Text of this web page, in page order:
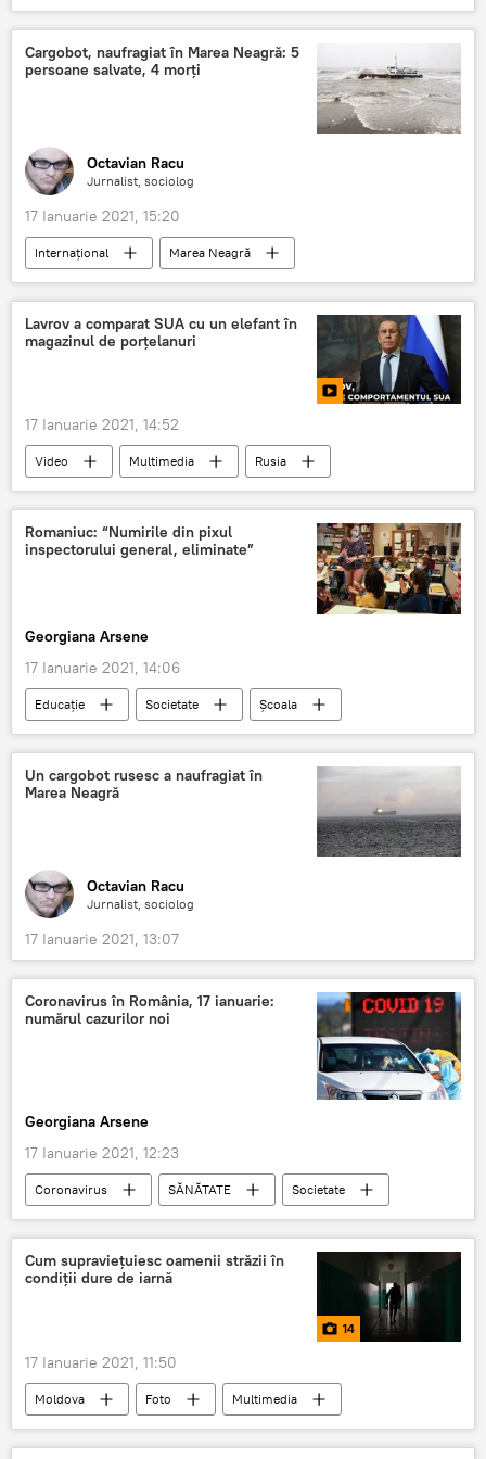
Cargobot, naufragiat în Marea Neagră: 5
persoane salvate, 4 morți
Octavian Racu
Jurnalist, sociolog
17 Ianuarie 2021, 15:20
Internaţional Marea Neagră
Lavrov a comparat SUA cu un elefant în
magazinul de porțelanuri
17 Ianuarie 2021, 14:52
Video Multimedia Rusia
Romaniuc: “Numirile din pixul
inspectorului general, eliminate”
Georgiana Arsene
17 Ianuarie 2021, 14:06
Educație Societate Școala
Un cargobot rusesc a naufragiat în
Marea Neagră
Octavian Racu
Jurnalist, sociolog
17 Ianuarie 2021, 13:07
Coronavirus în România, 17 ianuarie:
numărul cazurilor noi
Georgiana Arsene
17 Ianuarie 2021, 12:23
Coronavirus SĂNĂTATE Societate
Cum supravieţuiesc oamenii străzii în
condiții dure de iarnă
14
17 Ianuarie 2021, 11:50
Moldova Foto Multimedia